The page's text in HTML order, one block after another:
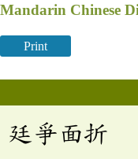
Mandarin Chinese
Print
廷爭面折